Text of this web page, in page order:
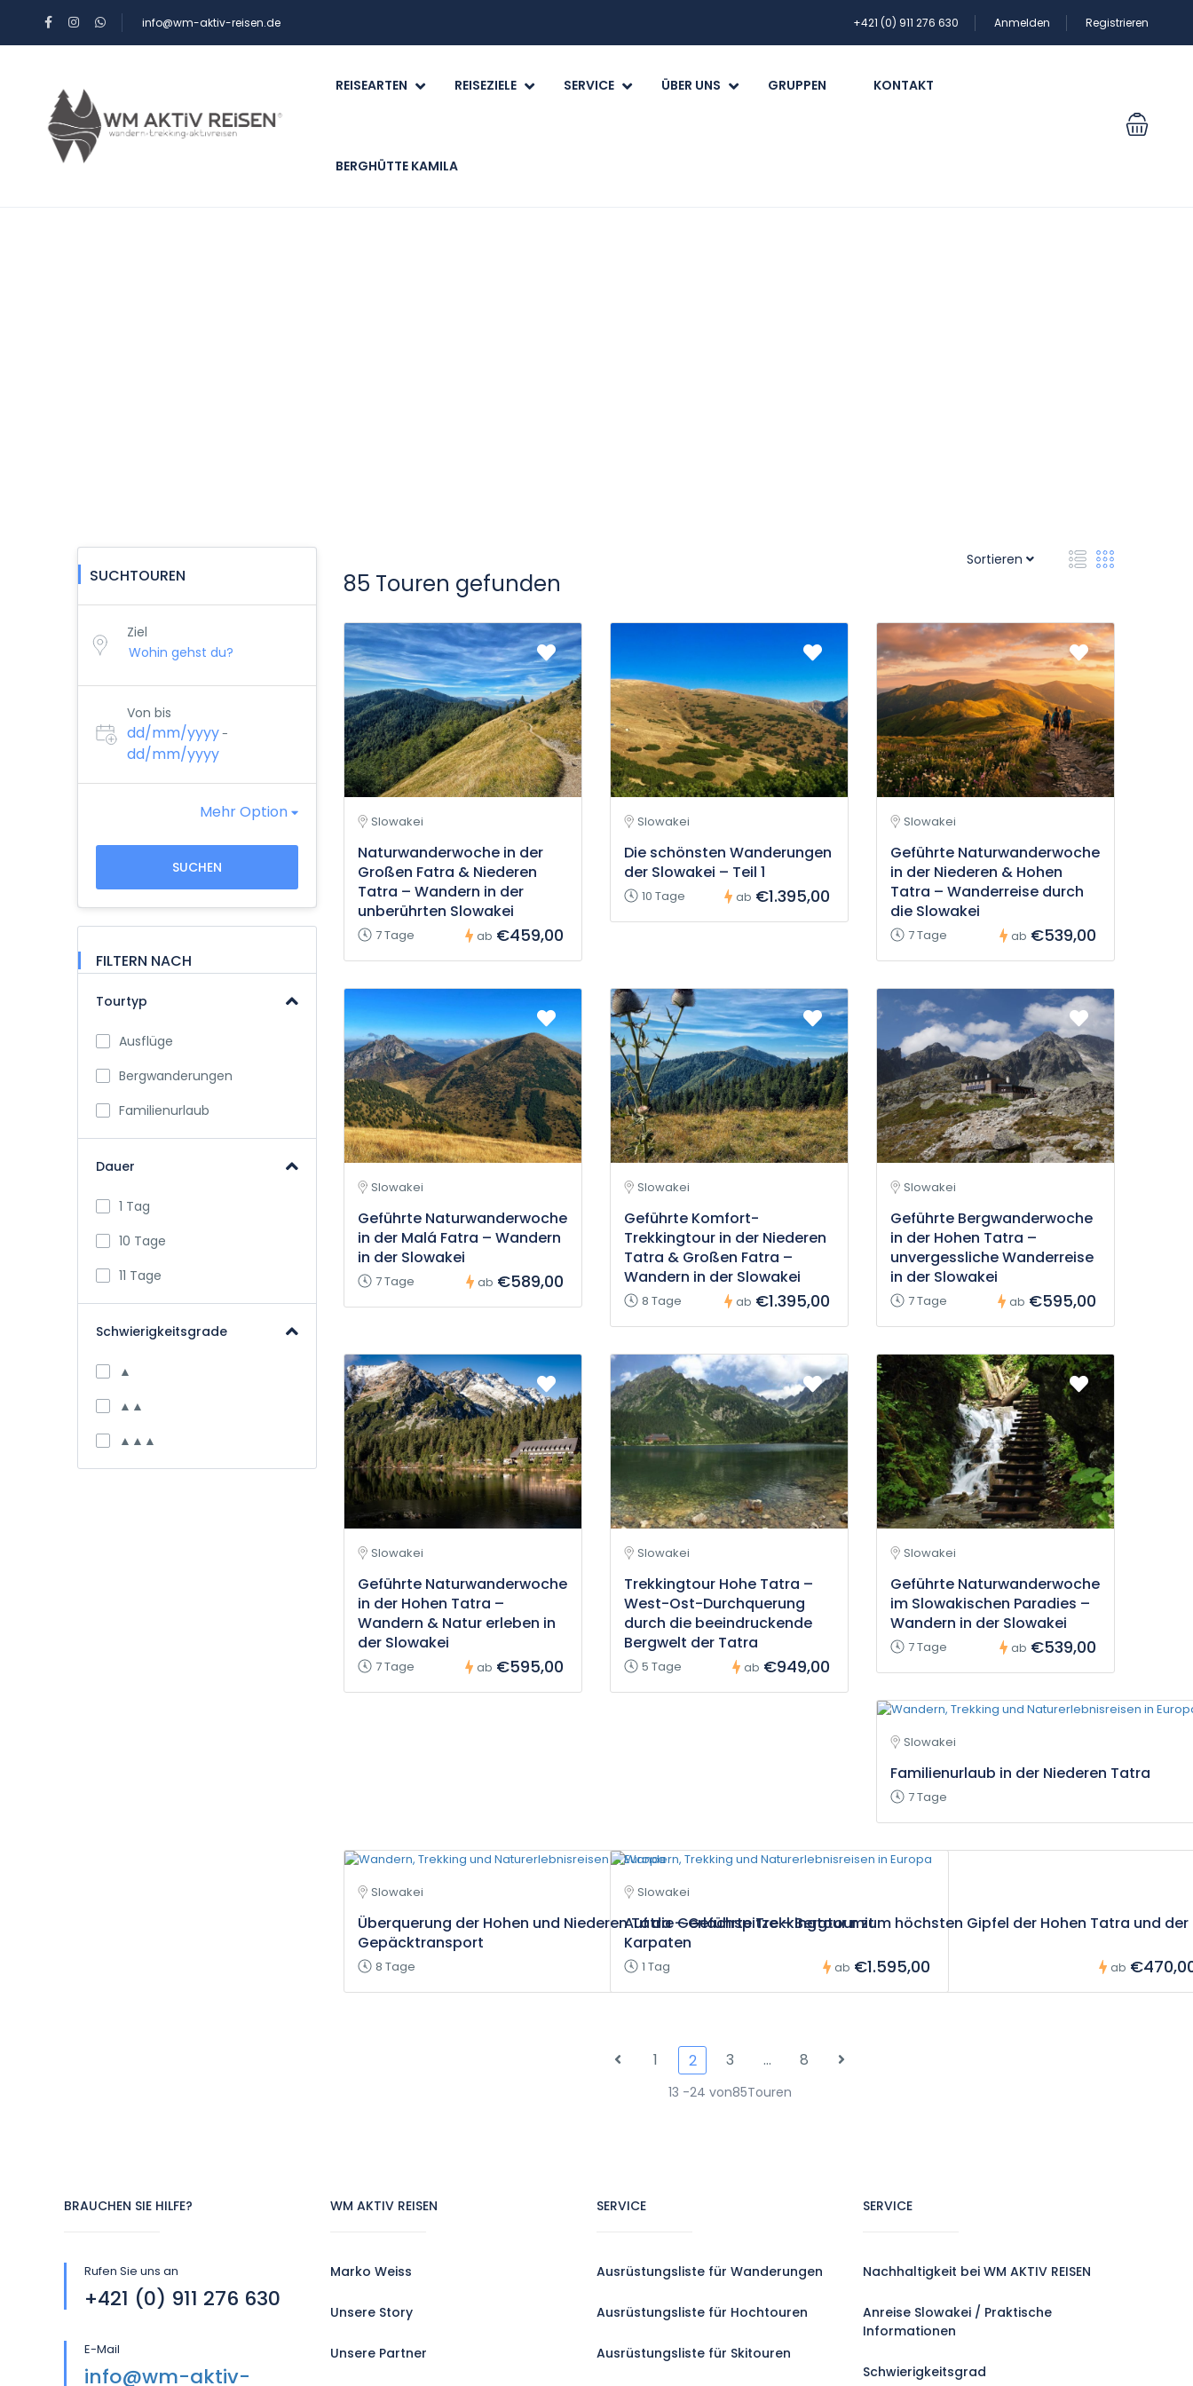
info@wm-aktiv-reisen.de +421 (0) 911 276 630 Anmelden Registrieren
REISEARTEN REISEZIELE SERVICE ÜBER UNS GRUPPEN KONTAKT
BERGHÜTTE KAMILA
SUCHTOUREN
Ziel
Von bis
dd/mm/yyyy-
dd/mm/yyyy
Mehr Option
SUCHEN
FILTERN NACH
Tourtyp
Ausflüge
Bergwanderungen
Familienurlaub
Dauer
1 Tag
10 Tage
11 Tage
Schwierigkeitsgrade
▲
▲▲
▲▲▲
Sortieren
85 Touren gefunden
Slowakei
Naturwanderwoche in der
Großen Fatra & Niederen
Tatra – Wandern in der
unberührten Slowakei
7 Tage ab €459,00
Slowakei
Die schönsten Wanderungen
der Slowakei – Teil 1
10 Tage ab €1.395,00
Slowakei
Geführte Naturwanderwoche
in der Niederen & Hohen
Tatra – Wanderreise durch
die Slowakei
7 Tage ab €539,00
Slowakei
Geführte Naturwanderwoche
in der Malá Fatra – Wandern
in der Slowakei
7 Tage ab €589,00
Slowakei
Geführte Komfort-
Trekkingtour in der Niederen
Tatra & Großen Fatra –
Wandern in der Slowakei
8 Tage ab €1.395,00
Slowakei
Geführte Bergwanderwoche
in der Hohen Tatra –
unvergessliche Wanderreise
in der Slowakei
7 Tage ab €595,00
Slowakei
Geführte Naturwanderwoche
in der Hohen Tatra –
Wandern & Natur erleben in
der Slowakei
7 Tage ab €595,00
Slowakei
Trekkingtour Hohe Tatra –
West-Ost-Durchquerung
durch die beeindruckende
Bergwelt der Tatra
5 Tage ab €949,00
Slowakei
Geführte Naturwanderwoche
im Slowakischen Paradies –
Wandern in der Slowakei
7 Tage ab €539,00
Slowakei
Familienurlaub in der Niederen Tatra
7 Tage
Slowakei
Überquerung der Hohen und Niederen Tatra – Geführte Trekkingtour mit
Gepäcktransport
8 Tage ab €1.595,00
Slowakei
Auf die Gerlachspitze – Bergtour zum höchsten Gipfel der Hohen Tatra und der
Karpaten
1 Tag ab
1 2 3 … 8
13 -24 von85Touren
BRAUCHEN SIE HILFE?
Rufen Sie uns an
+421 (0) 911 276 630
E-Mail
info@wm-aktiv-
WM AKTIV REISEN
Marko Weiss
Unsere Story
Unsere Partner
SERVICE
Ausrüstungsliste für Wanderungen
Ausrüstungsliste für Hochtouren
Ausrüstungsliste für Skitouren
SERVICE
Nachhaltigkeit bei WM AKTIV REISEN
Anreise Slowakei / Praktische
Informationen
Schwierigkeitsgrad